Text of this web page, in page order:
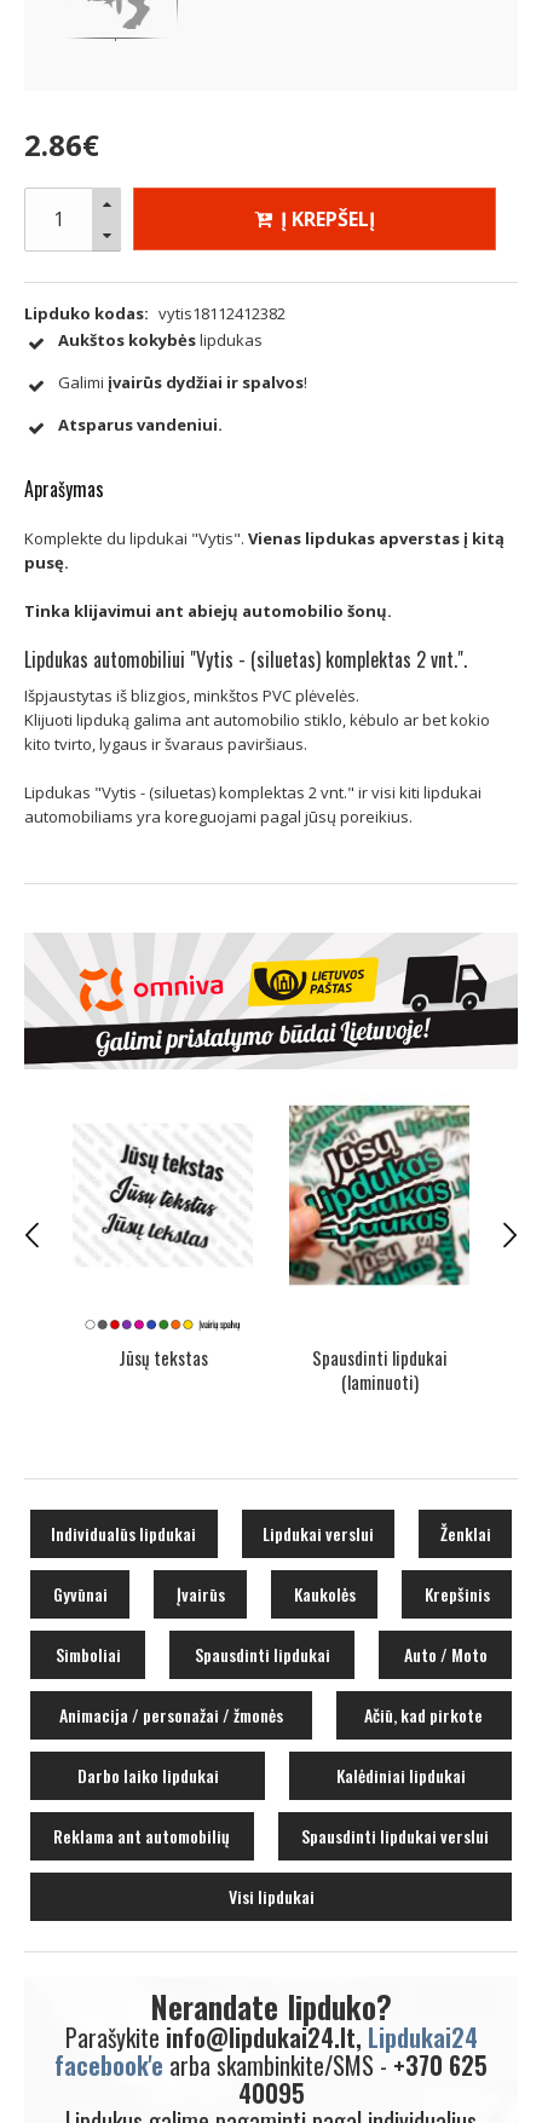
2.86€
Į KREPŠELĮ
Lipduko kodas: vytis18112412382
Jūsų tekstas
Spausdinti lipdukai
(laminuoti)
Aukštos kokybėslipdukas
Galimi įvairūs dydžiai ir spalvos!
Atsparus vandeniui.
Aprašymas
Komplekte du lipdukai "Vytis". Vienas lipdukas apverstas į kitą
pusę.
Tinka klijavimui ant abiejų automobilio šonų.
Lipdukas automobiliui "Vytis - (siluetas) komplektas 2 vnt.".
Išpjaustytas iš blizgios, minkštos PVC plėvelės.
Klijuoti lipduką galima ant automobilio stiklo, kėbulo ar bet kokio
kito tvirto, lygaus ir švaraus paviršiaus.
Lipdukas "Vytis - (siluetas) komplektas 2 vnt." ir visi kiti lipdukai
automobiliams yra koreguojami pagal jūsų poreikius.
Individualūs lipdukai Lipdukai verslui Ženklai
Gyvūnai Įvairūs Kaukolės Krepšinis
Simboliai Spausdinti lipdukai Auto / Moto
Animacija / personažai / žmonės Ačiū, kad pirkote
Darbo laiko lipdukai Kalėdiniai lipdukai
Reklama ant automobilių Spausdinti lipdukai verslui
Visi lipdukai
Nerandate lipduko?
Parašykite info@lipdukai24.lt, Lipdukai24
facebook'e arba skambinkite/SMS -+370 625
40095